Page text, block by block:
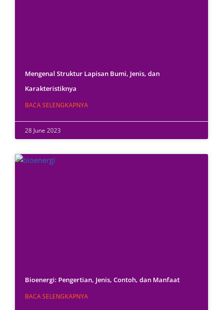
Mengenal Struktur Lapisan Bumi, Jenis, dan
Karakteristiknya
BACA SELENGKAPNYA
28 June 2023
Bioenergi: Pengertian, Jenis, Contoh, dan Manfaat
BACA SELENGKAPNYA